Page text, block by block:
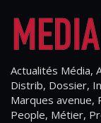
Actualités Média,
Distrib, Dossier,
Marques avenue,
People, Métier,